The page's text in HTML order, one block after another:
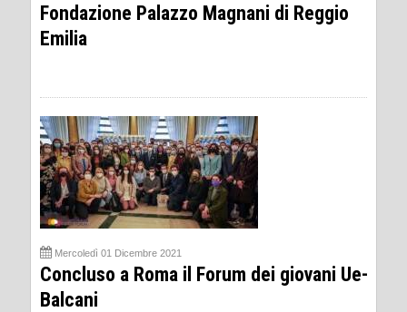
Fondazione Palazzo Magnani di Reggio
Emilia
Mercoledì 01 Dicembre 2021
Concluso a Roma il Forum dei giovani Ue-
Balcani